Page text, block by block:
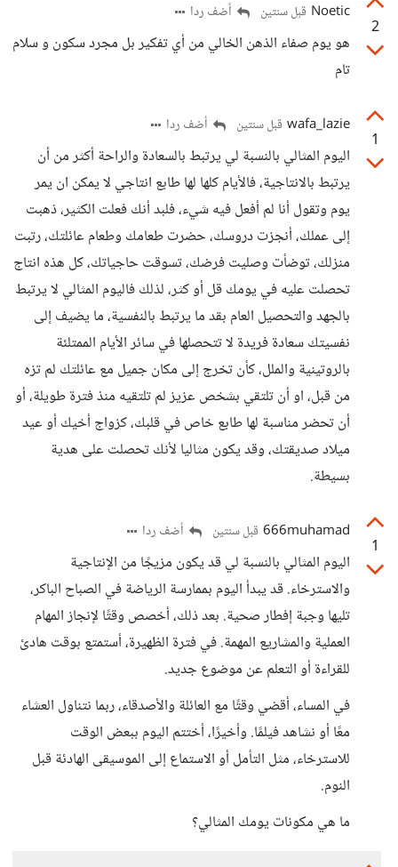
2
Noetic قبل سنتين أضف ردا
هو يوم صفاء الذهن الخالي من أي تفكير بل مجرد سكون و سلام
تام
1
wafa_lazie قبل سنتين أضف ردا
اليوم المثالي بالنسبة لي يرتبط بالسعادة والراحة أكثر من أن
يرتبط بالانتاجية، فالأيام كلها لها طابع انتاجي لا يمكن ان يمر
يوم وتقول أنا لم أفعل فيه شيء، فلبد أنك فعلت الكثير، ذهبت
إلى عملك، أنجزت دروسك، حضرت طعامك وطعام عائلتك، رتبت
منزلك، توضأت وصليت فرضك، تسوقت حاجياتك، كل هذه انتاج
تحصلت عليه في يومك قل أو كثر، لذلك فاليوم المثالي لا يرتبط
بالجهد والتحصيل العام بقد ما يرتبط بالنفسية، ما يضيف إلى
نفسيتك سعادة فريدة لا تتحصلها في سائر الأيام الممتلئة
بالروتينية والملل، كأن تخرج إلى مكان جميل مع عائلتك لم تزه
من قبل، او أن تلتقي بشخص عزيز لم تلتقيه منذ فترة طويلة، أو
أن تحضر مناسبة لها طابع خاص في قلبك، كزواج أخيك أو عيد
ميلاد صديقتك، وقد يكون مثاليا لأنك تحصلت على هدية
بسيطة.
1
666muhamad قبل سنتين أضف ردا
اليوم المثالي بالنسبة لي قد يكون مزيجًا من الإنتاجية
والاسترخاء. قد يبدأ اليوم بممارسة الرياضة في الصباح الباكر،
تليها وجبة إفطار صحية. بعد ذلك، أخصص وقتًا لإنجاز المهام
العملية والمشاريع المهمة. في فترة الظهيرة، أستمتع بوقت هادئ
للقراءة أو التعلم عن موضوع جديد.
في المساء، أقضي وقتًا مع العائلة والأصدقاء، ربما نتناول العشاء
معًا أو نشاهد فيلمًا. وأخيرًا، أختتم اليوم ببعض الوقت
للاسترخاء، مثل التأمل أو الاستماع إلى الموسيقى الهادئة قبل
النوم.
ما هي مكونات يومك المثالي؟